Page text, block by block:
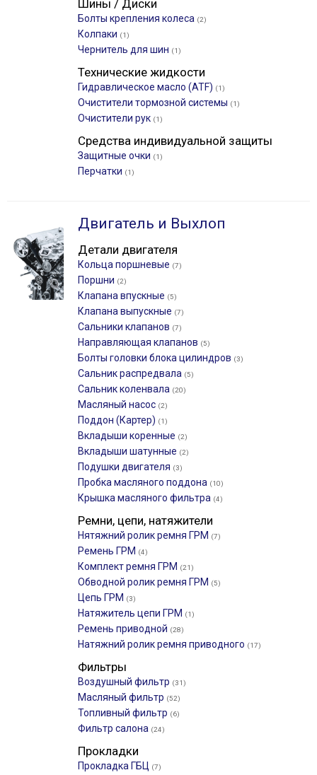
Шины / Диски
Болты крепления колеса (2)
Колпаки (1)
Чернитель для шин (1)
Технические жидкости
Гидравлическое масло (ATF) (1)
Очистители тормозной системы (1)
Очистители рук (1)
Средства индивидуальной защиты
Защитные очки (1)
Перчатки (1)
Двигатель и Выхлоп
Детали двигателя
Кольца поршневые (7)
Поршни (2)
Клапана впускные (5)
Клапана выпускные (7)
Сальники клапанов (7)
Направляющая клапанов (5)
Болты головки блока цилиндров (3)
Сальник распредвала (5)
Сальник коленвала (20)
Масляный насос (2)
Поддон (Картер) (1)
Вкладыши коренные (2)
Вкладыши шатунные (2)
Подушки двигателя (3)
Пробка масляного поддона (10)
Крышка масляного фильтра (4)
Ремни, цепи, натяжители
Нятяжний ролик ремня ГРМ (7)
Ремень ГРМ (4)
Комплект ремня ГРМ (21)
Обводной ролик ремня ГРМ (5)
Цепь ГРМ (3)
Натяжитель цепи ГРМ (1)
Ремень приводной (28)
Натяжний ролик ремня приводного (17)
Фильтры
Воздушный фильтр (31)
Масляный фильтр (52)
Топливный фильтр (6)
Фильтр салона (24)
Прокладки
Прокладка ГБЦ (7)